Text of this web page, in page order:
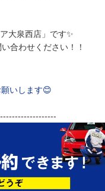
大泉西店」です✨
合わせください！！
いします😊